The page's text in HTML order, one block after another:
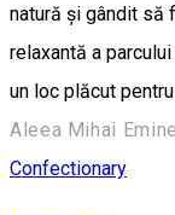
natură și gândit să
relaxantă a
un loc plăcut
Aleea Mihai
Confectionary